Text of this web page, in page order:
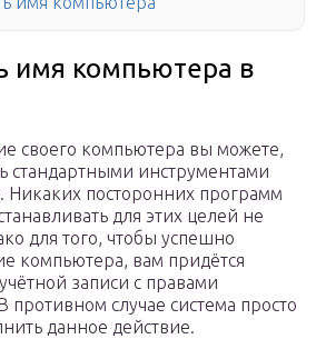
имя компьютера в
своего компьютера вы можете,
стандартными инструментами
Никаких посторонних программ
для этих целей не
для того, чтобы успешно
компьютера, вам придётся
записи с правами
противном случае система просто
данное действие.